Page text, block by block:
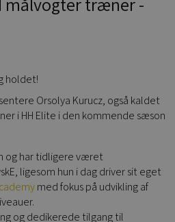
holdet!
Orsolya Kurucz, også kaldet
i HH Elite i den kommende sæson
og har tidligere været
ligesom hun i dag driver sit eget
med fokus på udvikling af
og dedikerede tilgang til